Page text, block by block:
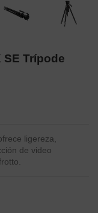
SE Trípode
ligereza,
de video